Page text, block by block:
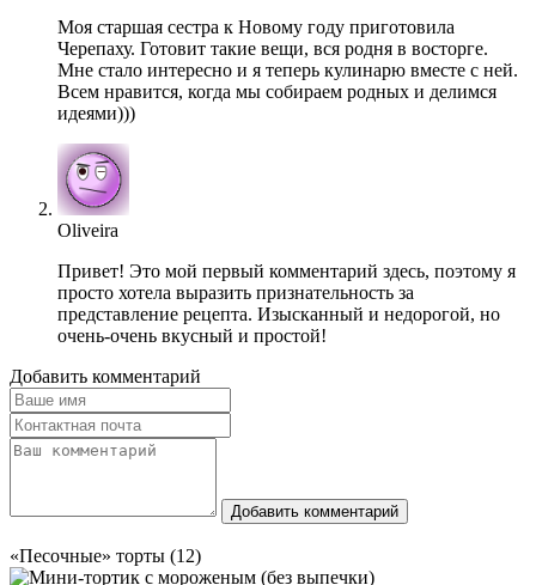
Моя старшая сестра к Новому году приготовила
Черепаху. Готовит такие вещи, вся родня в восторге.
Мне стало интересно и я теперь кулинарю вместе с ней.
Всем нравится, когда мы собираем родных и делимся
идеями)))
Oliveira
Привет! Это мой первый комментарий здесь, поэтому я
просто хотела выразить признательность за
представление рецепта. Изысканный и недорогой, но
очень-очень вкусный и простой!
Добавить комментарий
Добавить комментарий
«Песочные» торты (12)